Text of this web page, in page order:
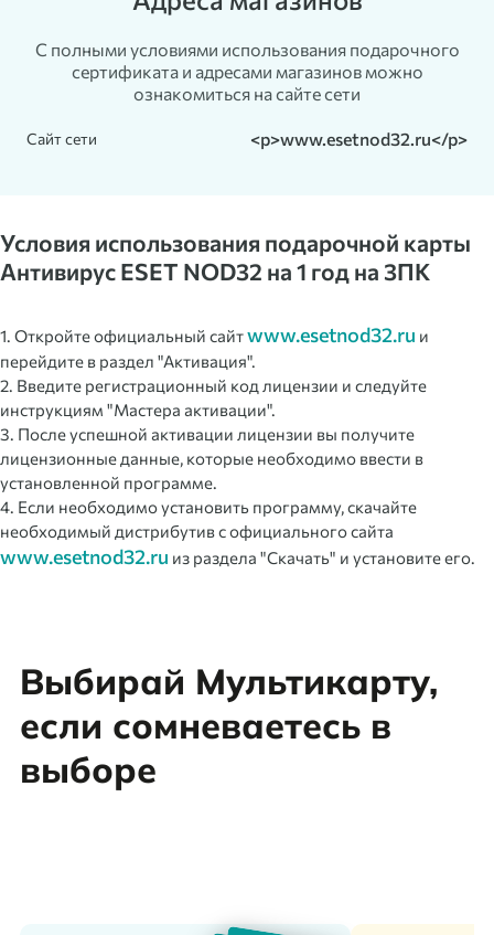
С полными условиями использования подарочного
сертификата и адресами магазинов можно
ознакомиться на сайте сети
Сайт сети <p>www.esetnod32.ru</p>
Условия использования подарочной карты
Антивирус ESET NOD32 на 1 год на 3ПК
1. Откройте официальный сайтwww.esetnod32.ru и
перейдите в раздел "Активация".
2. Введите регистрационный код лицензии и следуйте
инструкциям "Мастера активации".
3. После успешной активации лицензии вы получите
лицензионные данные, которые необходимо ввести в
установленной программе.
4. Если необходимо установить программу, скачайте
необходимый дистрибутив с официального сайта
www.esetnod32.ru из раздела "Скачать" и установите его.
Выбирай Мультикарту,
если сомневаетесь в
выборе